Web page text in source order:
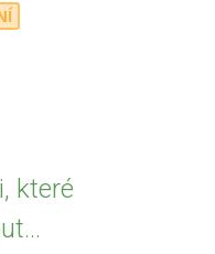
které